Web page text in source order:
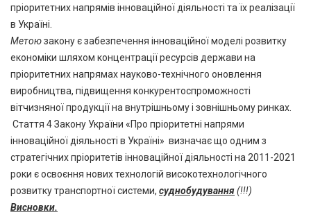
пріоритетних напрямів інноваційної діяльності та їх реалізації
в Україні.
Метоюзакону є забезпечення інноваційної моделі розвитку
економіки шляхом концентрації ресурсів держави на
пріоритетних напрямах науково-технічного оновлення
виробництва, підвищення конкурентоспроможності
вітчизняної продукції на внутрішньому і зовнішньому ринках.
Стаття 4 Закону України «Про пріоритетні напрями
інноваційної діяльності в Україні» визначає що одним з
стратегічних пріоритетів інноваційної діяльності на 2011-2021
роки є освоєння нових технологій високотехнологічного
розвитку транспортної системи, суднобудування(!!!)
Висновки.